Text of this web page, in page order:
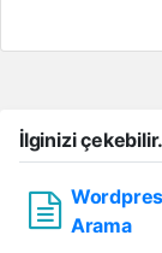
İlginizi
Arama